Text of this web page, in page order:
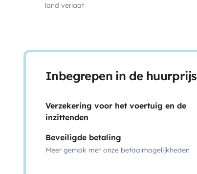
land verlaat
Inbegrepen in de huurprijs
Verzekering voor het voertuig en de
inzittenden
Beveiligde betaling
Meer gemak met onze betaalmogelijkheden